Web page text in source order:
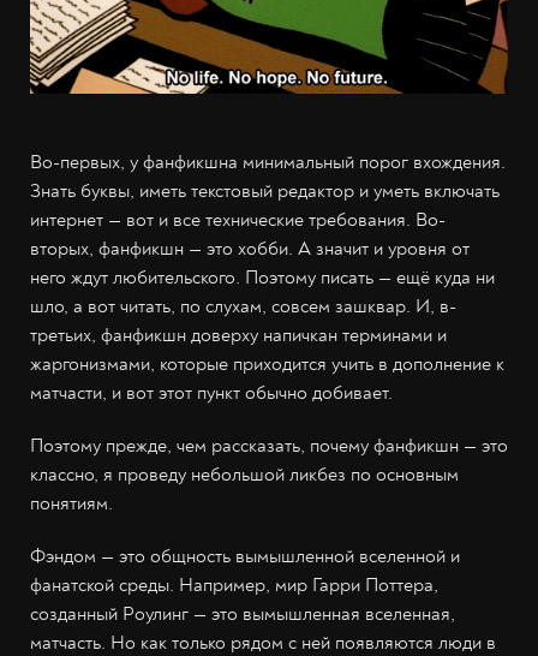
Во-первых, у фанфикшна минимальный порог вхождения.
Знать буквы, иметь текстовый редактор и уметь включать
интернет — вот и все технические требования. Во-
вторых, фанфикшн — это хобби. А значит и уровня от
него ждут любительского. Поэтому писать — ещё куда ни
шло, а вот читать, по слухам, совсем зашквар. И, в-
третьих, фанфикшн доверху напичкан терминами и
жаргонизмами, которые приходится учить в дополнение к
матчасти, и вот этот пункт обычно добивает.
Поэтому прежде, чем рассказать, почему фанфикшн — это
классно, я проведу небольшой ликбез по основным
понятиям.
Фэндом — это общность вымышленной вселенной и
фанатской среды. Например, мир Гарри Поттера,
созданный Роулинг — это вымышленная вселенная,
матчасть. Но как только рядом с ней появляются люди в